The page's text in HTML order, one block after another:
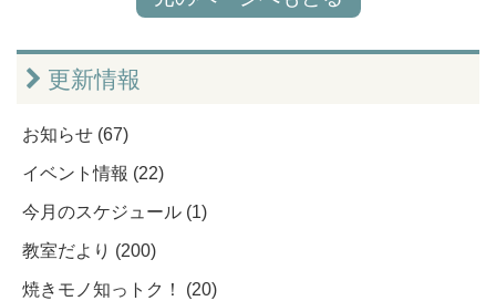
更新情報
お知らせ (67)
イベント情報 (22)
今月のスケジュール (1)
教室だより (200)
焼きモノ知っトク！ (20)